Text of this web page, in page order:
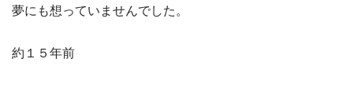
夢にも想っていませんでした。
約１５年前